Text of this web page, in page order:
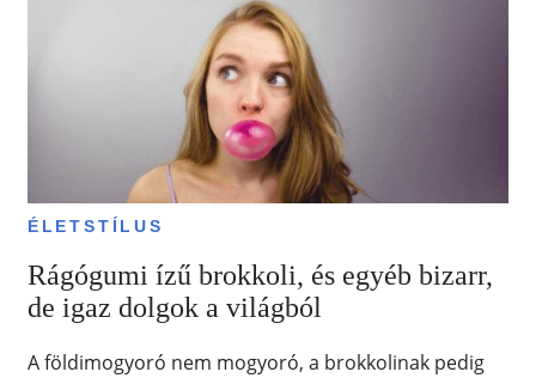
ÉLETSTÍLUS
Rágógumi ízű brokkoli, és egyéb bizarr,
de igaz dolgok a világból
A földimogyoró nem mogyoró, a brokkolinak pedig